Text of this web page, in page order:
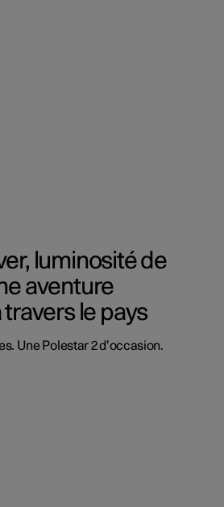
luminosité de
aventure
le pays
Une Polestar 2 d’occasion.